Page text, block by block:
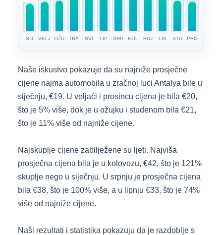
SIJ VELJ OŽU TRA SVI LIP SRP KOL RUJ LIS STU PRO
Naše iskustvo pokazuje da su najniže prosječne
cijene najma automobila u zračnoj luci Antalya bile u
siječnju, €19. U veljači i prosincu cijena je bila €20,
što je 5% više, dok je u ožujku i studenom bila €21,
što je 11% više od najniže cijene.
Najskuplje cijene zabilježene su ljeti. Najviša
prosječna cijena bila je u kolovozu, €42, što je 121%
skuplje nego u siječnju. U srpnju je prosječna cijena
bila €38, što je 100% više, a u lipnju €33, što je 74%
više od najniže cijene.
Naši rezultati i statistika pokazuju da je razdoblje s